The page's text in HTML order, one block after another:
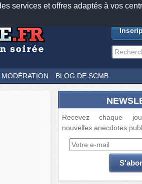
services et offres adaptés à vos
Facebook
TwitterFeeds18885anecdotes
MODÉRATION BLOG DE SCMB
Recevez chaque
nouvelles anecdotes